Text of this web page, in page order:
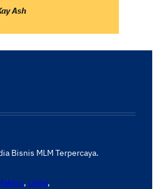
Ash
Bisnis MLM Terpercaya.
, Legal,